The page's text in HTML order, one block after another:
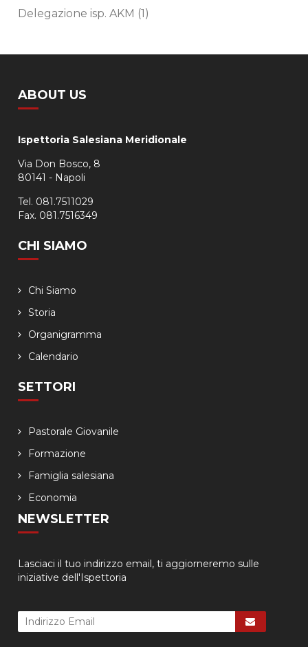
Delegazione isp. AKM (1)
ABOUT US
Ispettoria Salesiana Meridionale
Via Don Bosco, 8
80141 - Napoli
Tel. 081.7511029
Fax. 081.7516349
CHI SIAMO
Chi Siamo
Storia
Organigramma
Calendario
SETTORI
Pastorale Giovanile
Formazione
Famiglia salesiana
Economia
NEWSLETTER
Lasciaci il tuo indirizzo email, ti aggiorneremo sulle
iniziative dell'Ispettoria